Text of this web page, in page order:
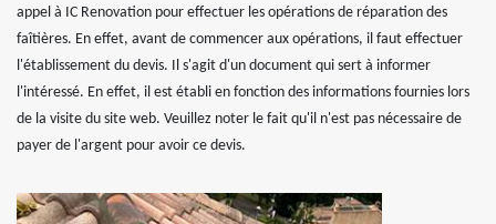
appel à IC Renovation pour effectuer les opérations de réparation des
faîtières. En effet, avant de commencer aux opérations, il faut effectuer
l'établissement du devis. Il s'agit d'un document qui sert à informer
l'intéressé. En effet, il est établi en fonction des informations fournies lors
de la visite du site web. Veuillez noter le fait qu'il n'est pas nécessaire de
payer de l'argent pour avoir ce devis.